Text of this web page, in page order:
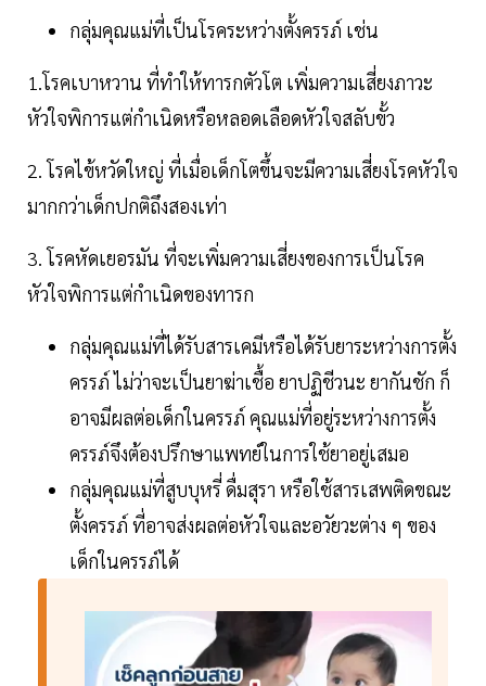
กลุ่มคุณแม่ที่เป็นโรคระหว่างตั้งครรภ์ เช่น
1.โรคเบาหวาน ที่ทำให้ทารกตัวโต เพิ่มความเสี่ยงภาวะ
หัวใจพิการแต่กำเนิดหรือหลอดเลือดหัวใจสลับขั้ว
2. โรคไข้หวัดใหญ่ ที่เมื่อเด็กโตขึ้นจะมีความเสี่ยงโรคหัวใจ
มากกว่าเด็กปกติถึงสองเท่า
3. โรคหัดเยอรมัน ที่จะเพิ่มความเสี่ยงของการเป็นโรค
หัวใจพิการแต่กำเนิดของทารก
กลุ่มคุณแม่ที่ได้รับสารเคมีหรือได้รับยาระหว่างการตั้ง
ครรภ์ ไม่ว่าจะเป็นยาฆ่าเชื้อ ยาปฏิชีวนะ ยากันชัก ก็
อาจมีผลต่อเด็กในครรภ์ คุณแม่ที่อยู่ระหว่างการตั้ง
ครรภ์จึงต้องปรึกษาแพทย์ในการใช้ยาอยู่เสมอ
กลุ่มคุณแม่ที่สูบบุหรี่ ดื่มสุรา หรือใช้สารเสพติดขณะ
ตั้งครรภ์ ที่อาจส่งผลต่อหัวใจและอวัยวะต่าง ๆ ของ
เด็กในครรภ์ได้